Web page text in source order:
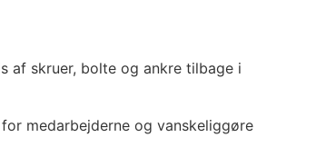
af skruer, bolte og ankre tilbage i
medarbejderne og vanskeliggøre